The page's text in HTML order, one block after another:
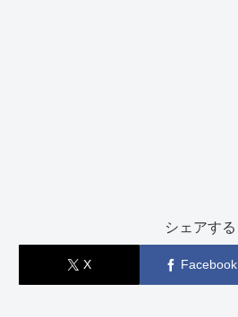
シェアする
X Facebook